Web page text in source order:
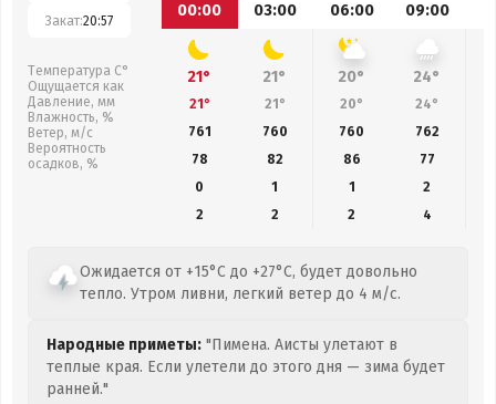
Закат:20:57
Температура С°
Ощущается как
Давление, мм
Влажность, %
Ветер, м/с
Вероятность
осадков, %
00:00
03:00 06:00 09:00
21° 21° 20° 24°
21° 21° 20° 24°
761
760 760 762
78
82 86 77
0
1 1
2
2
2 2 4
Ожидается от +15°C до +27°C, будет довольно
тепло. Утром ливни, легкий ветер до 4 м/с.
Народные приметы: "Пимена. Аисты улетают в
теплые края. Если улетели до этого дня — зима будет
ранней."